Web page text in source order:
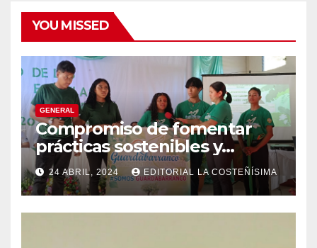
YOU MISSED
GENERAL
Compromiso de fomentar
prácticas sostenibles y
conciencia ecológica en las
instituciones educativas
24 ABRIL, 2024 EDITORIAL LA COSTEÑÍSIMA